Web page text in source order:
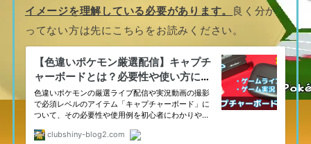
イメージを理解している必要があります。 良く分か
ってない方は先にこちらをお読みください。